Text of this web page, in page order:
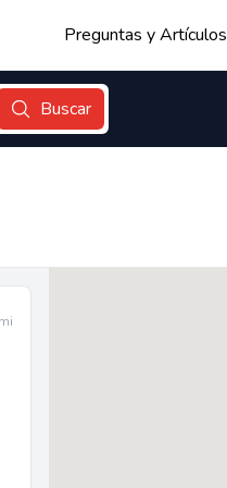
Preguntas y Artículos
Buscar